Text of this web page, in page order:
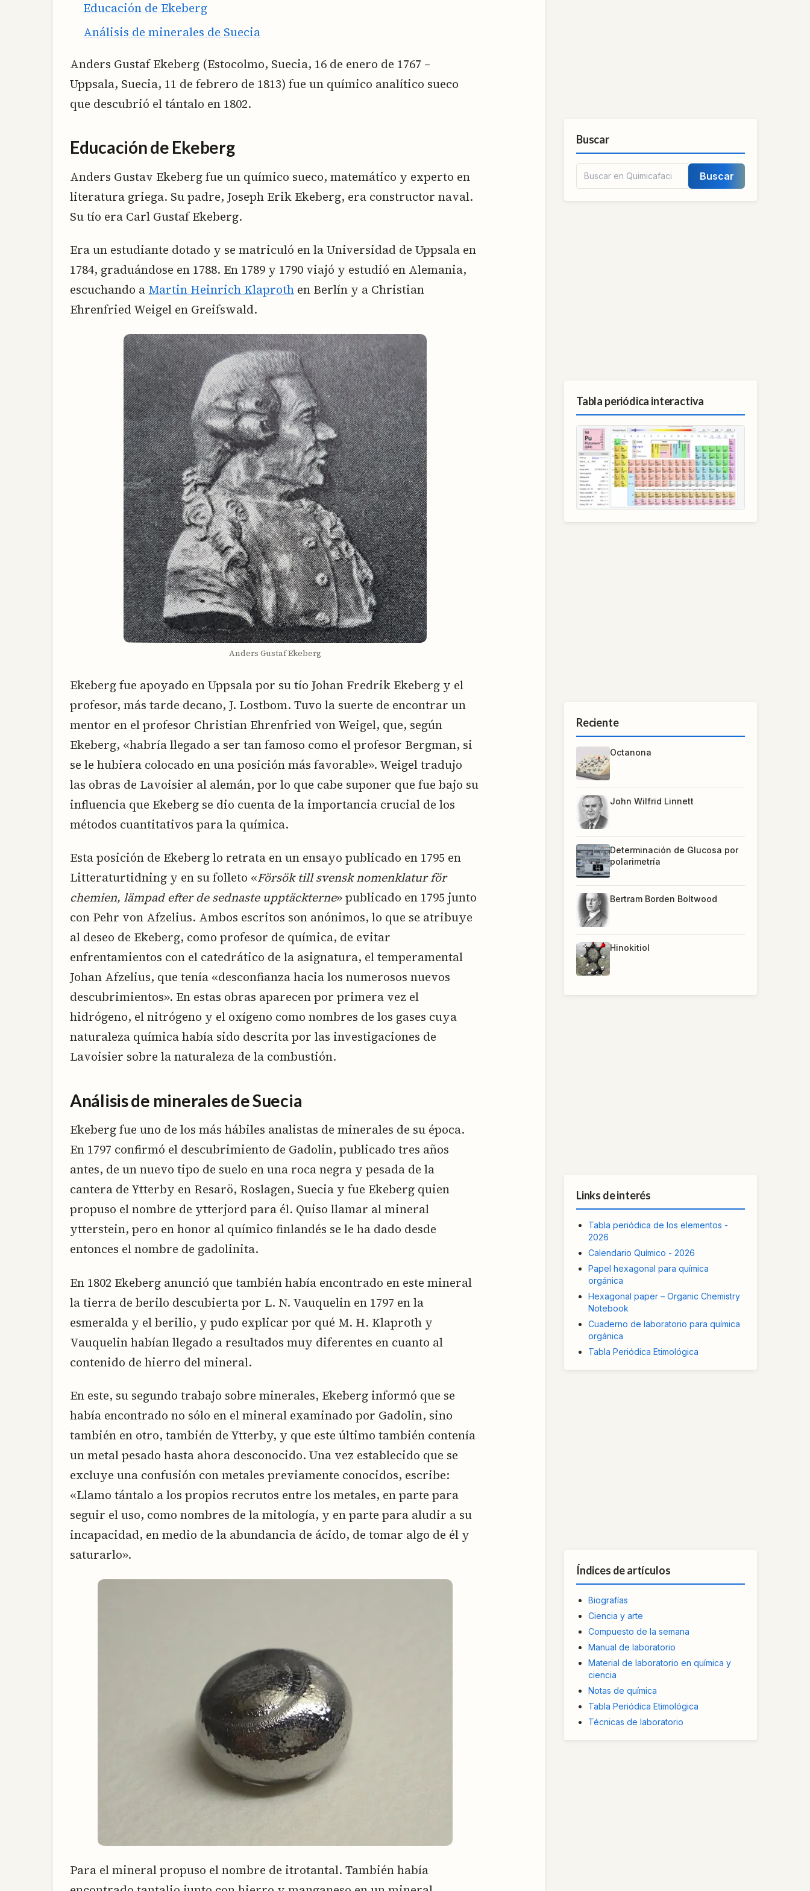
Educación de Ekeberg
Análisis de minerales de Suecia
Anders Gustaf Ekeberg (Estocolmo, Suecia, 16 de enero de 1767 –
Uppsala, Suecia, 11 de febrero de 1813) fue un químico analítico sueco
que descubrió el tántalo en 1802.
Educación de Ekeberg
Anders Gustav Ekeberg fue un químico sueco, matemático y experto en
literatura griega. Su padre, Joseph Erik Ekeberg, era constructor naval.
Su tío era Carl Gustaf Ekeberg.
Era un estudiante dotado y se matriculó en la Universidad de Uppsala en
1784, graduándose en 1788. En 1789 y 1790 viajó y estudió en Alemania,
escuchando a Martin Heinrich Klaproth en Berlín y a Christian
Ehrenfried Weigel en Greifswald.
Anders Gustaf Ekeberg
Ekeberg fue apoyado en Uppsala por su tío Johan Fredrik Ekeberg y el
profesor, más tarde decano, J. Lostbom. Tuvo la suerte de encontrar un
mentor en el profesor Christian Ehrenfried von Weigel, que, según
Ekeberg, «habría llegado a ser tan famoso como el profesor Bergman, si
se le hubiera colocado en una posición más favorable». Weigel tradujo
las obras de Lavoisier al alemán, por lo que cabe suponer que fue bajo su
influencia que Ekeberg se dio cuenta de la importancia crucial de los
métodos cuantitativos para la química.
Esta posición de Ekeberg lo retrata en un ensayo publicado en 1795 en
Litteraturtidning y en su folleto «Försök till svensk nomenklatur för
chemien, lämpad efter de sednaste upptäckterne» publicado en 1795 junto
con Pehr von Afzelius. Ambos escritos son anónimos, lo que se atribuye
al deseo de Ekeberg, como profesor de química, de evitar
enfrentamientos con el catedrático de la asignatura, el temperamental
Johan Afzelius, que tenía «desconfianza hacia los numerosos nuevos
descubrimientos». En estas obras aparecen por primera vez el
hidrógeno, el nitrógeno y el oxígeno como nombres de los gases cuya
naturaleza química había sido descrita por las investigaciones de
Lavoisier sobre la naturaleza de la combustión.
Análisis de minerales de Suecia
Ekeberg fue uno de los más hábiles analistas de minerales de su época.
En 1797 confirmó el descubrimiento de Gadolin, publicado tres años
antes, de un nuevo tipo de suelo en una roca negra y pesada de la
cantera de Ytterby en Resarö, Roslagen, Suecia y fue Ekeberg quien
propuso el nombre de ytterjord para él. Quiso llamar al mineral
ytterstein, pero en honor al químico finlandés se le ha dado desde
entonces el nombre de gadolinita.
En 1802 Ekeberg anunció que también había encontrado en este mineral
la tierra de berilo descubierta por L. N. Vauquelin en 1797 en la
esmeralda y el berilio, y pudo explicar por qué M. H. Klaproth y
Vauquelin habían llegado a resultados muy diferentes en cuanto al
contenido de hierro del mineral.
En este, su segundo trabajo sobre minerales, Ekeberg informó que se
había encontrado no sólo en el mineral examinado por Gadolin, sino
también en otro, también de Ytterby, y que este último también contenía
un metal pesado hasta ahora desconocido. Una vez establecido que se
excluye una confusión con metales previamente conocidos, escribe:
«Llamo tántalo a los propios recrutos entre los metales, en parte para
seguir el uso, como nombres de la mitología, y en parte para aludir a su
incapacidad, en medio de la abundancia de ácido, de tomar algo de él y
saturarlo».
Para el mineral propuso el nombre de itrotantal. También había
Buscar
Buscar
Tabla periódica interactiva
Reciente
Octanona
John Wilfrid Linnett
Determinación de Glucosa por
polarimetría
Bertram Borden Boltwood
Hinokitiol
Links de interés
Tabla periódica de los elementos -
2026
Calendario Químico - 2026
Papel hexagonal para química
orgánica
Hexagonal paper – Organic Chemistry
Notebook
Cuaderno de laboratorio para química
orgánica
Tabla Periódica Etimológica
Índices de artículos
Biografías
Ciencia y arte
Compuesto de la semana
Manual de laboratorio
Material de laboratorio en química y
ciencia
Notas de química
Tabla Periódica Etimológica
Técnicas de laboratorio